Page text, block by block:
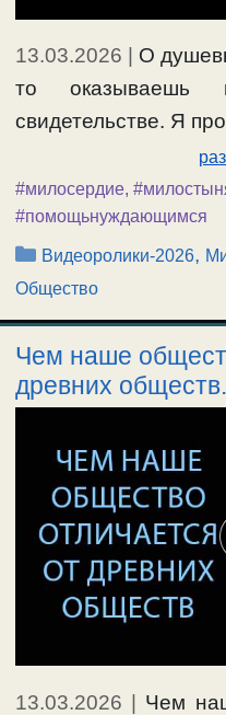
13.03.2026
О
то оказываешь
свидетельстве. Я
#милосердие,
#помощьнуждающимся
Рубрики
Видеоролики-2026,
Общество
Чем наше
древних обществ.
13.03.2026
Чем